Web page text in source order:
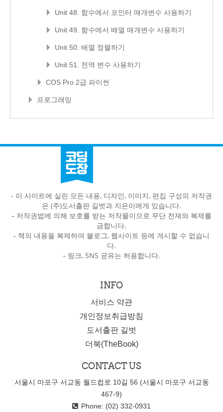
Unit 48. 함수에서 포인터 매개변수 사용하기
Unit 49. 함수에서 배열 매개변수 사용하기
Unit 50. 배열 정렬하기
Unit 51. 전역 변수 사용하기
COS Pro 2급 파이썬
프로그래밍
- 이 사이트에 실린 모든 내용, 디자인, 이미지, 편집 구성의 저작권
은 (주)도서출판 길벗과 지은이에게 있습니다.
- 저작권법에 의해 보호를 받는 저작물이므로 무단 전재와 복제를
금합니다.
- 책의 내용을 복제하여 블로그, 웹사이트 등에 게시할 수 없습니
다.
- 링크, SNS 공유는 허용합니다.
INFO
서비스 약관
개인정보취급방침
도서출판 길벗
더북(TheBook)
CONTACT US
서울시 마포구 서교동 월드컵로 10길 56 (서울시 마포구 서교동
467-9)
Phone: (02) 332-0931